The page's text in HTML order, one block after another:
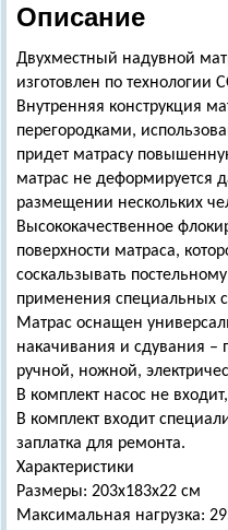
Описание
Двухместный надувной
изготовлен по технологии
Внутренняя конструкция
перегородками,
придет матрасу
матрас не деформируется
размещении нескольких
Высококачественное
поверхности матраса,
соскальзывать
применения специальных
Матрас оснащен
накачивания и сдувания –
ручной, ножной,
В комплект насос не
В комплект входит
заплатка для ремонта.
Характеристики
Размеры: 203х183х22 см
Максимальная нагрузка: